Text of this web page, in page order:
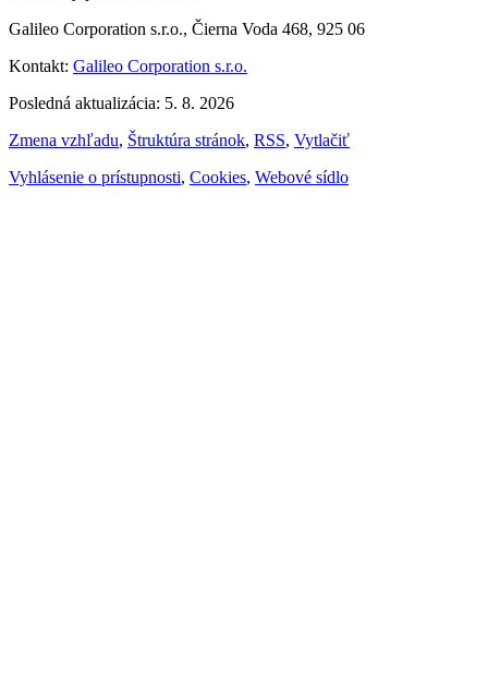
Galileo Corporation s.r.o., Čierna Voda 468, 925 06
Kontakt: Galileo Corporation s.r.o.
Posledná aktualizácia: 5. 8. 2026
Zmena vzhľadu, Štruktúra stránok, RSS, Vytlačiť
Vyhlásenie o prístupnosti, Cookies, Webové sídlo